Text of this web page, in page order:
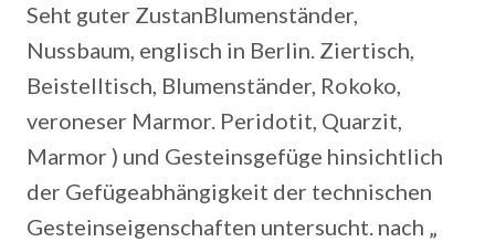
Seht guter ZustanBlumenständer,
Nussbaum, englisch in Berlin. Ziertisch,
Beistelltisch, Blumenständer, Rokoko,
veroneser Marmor. Peridotit, Quarzit,
Marmor ) und Gesteinsgefüge hinsichtlich
der Gefügeabhängigkeit der technischen
Gesteinseigenschaften untersucht. nach „